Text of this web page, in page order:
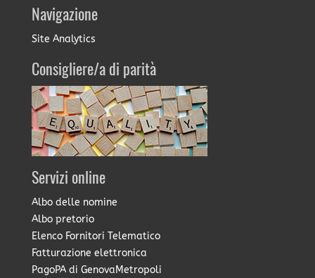
Navigazione
Site Analytics
Consigliere/a di parità
Servizi online
Albo delle nomine
Albo pretorio
Elenco Fornitori Telematico
Fatturazione elettronica
PagoPA di GenovaMetropoli